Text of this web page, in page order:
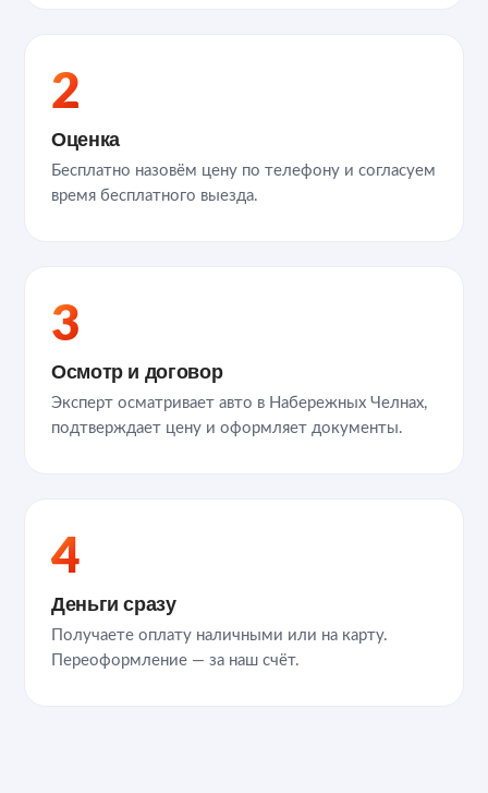
2
Оценка
Бесплатно назовём цену по телефону и согласуем
время бесплатного выезда.
3
Осмотр и договор
Эксперт осматривает авто в Набережных Челнах,
подтверждает цену и оформляет документы.
4
Деньги сразу
Получаете оплату наличными или на карту.
Переоформление — за наш счёт.